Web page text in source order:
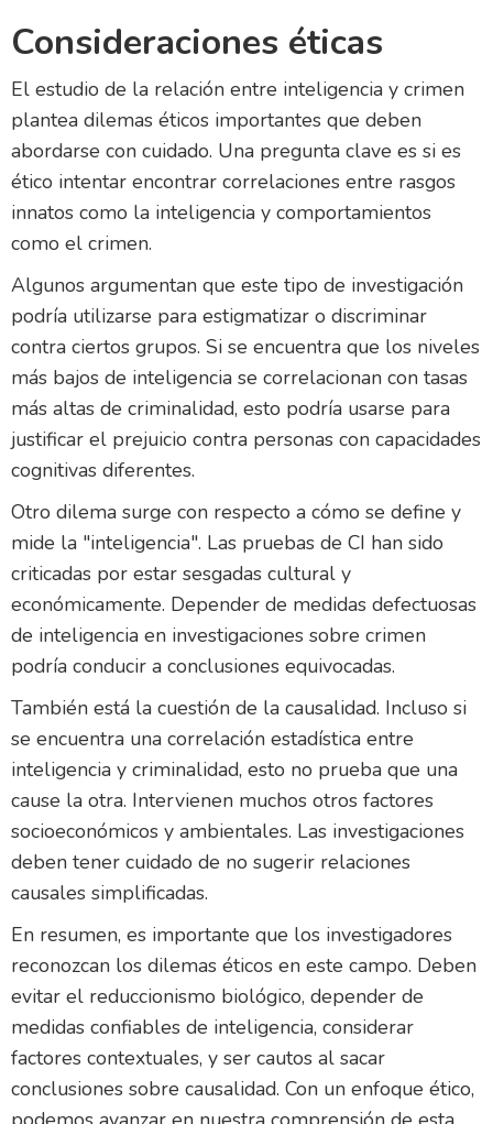
Consideraciones éticas
El estudio de la relación entre inteligencia y crimen
plantea dilemas éticos importantes que deben
abordarse con cuidado. Una pregunta clave es si es
ético intentar encontrar correlaciones entre rasgos
innatos como la inteligencia y comportamientos
como el crimen.
Algunos argumentan que este tipo de investigación
podría utilizarse para estigmatizar o discriminar
contra ciertos grupos. Si se encuentra que los niveles
más bajos de inteligencia se correlacionan con tasas
más altas de criminalidad, esto podría usarse para
justificar el prejuicio contra personas con capacidades
cognitivas diferentes.
Otro dilema surge con respecto a cómo se define y
mide la "inteligencia". Las pruebas de CI han sido
criticadas por estar sesgadas cultural y
económicamente. Depender de medidas defectuosas
de inteligencia en investigaciones sobre crimen
podría conducir a conclusiones equivocadas.
También está la cuestión de la causalidad. Incluso si
se encuentra una correlación estadística entre
inteligencia y criminalidad, esto no prueba que una
cause la otra. Intervienen muchos otros factores
socioeconómicos y ambientales. Las investigaciones
deben tener cuidado de no sugerir relaciones
causales simplificadas.
En resumen, es importante que los investigadores
reconozcan los dilemas éticos en este campo. Deben
evitar el reduccionismo biológico, depender de
medidas confiables de inteligencia, considerar
factores contextuales, y ser cautos al sacar
conclusiones sobre causalidad. Con un enfoque ético,